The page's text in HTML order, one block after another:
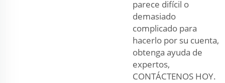
parece difícil o
demasiado
complicado para
hacerlo por su cuenta,
obtenga ayuda de
expertos,
CONTÁCTENOS HOY.